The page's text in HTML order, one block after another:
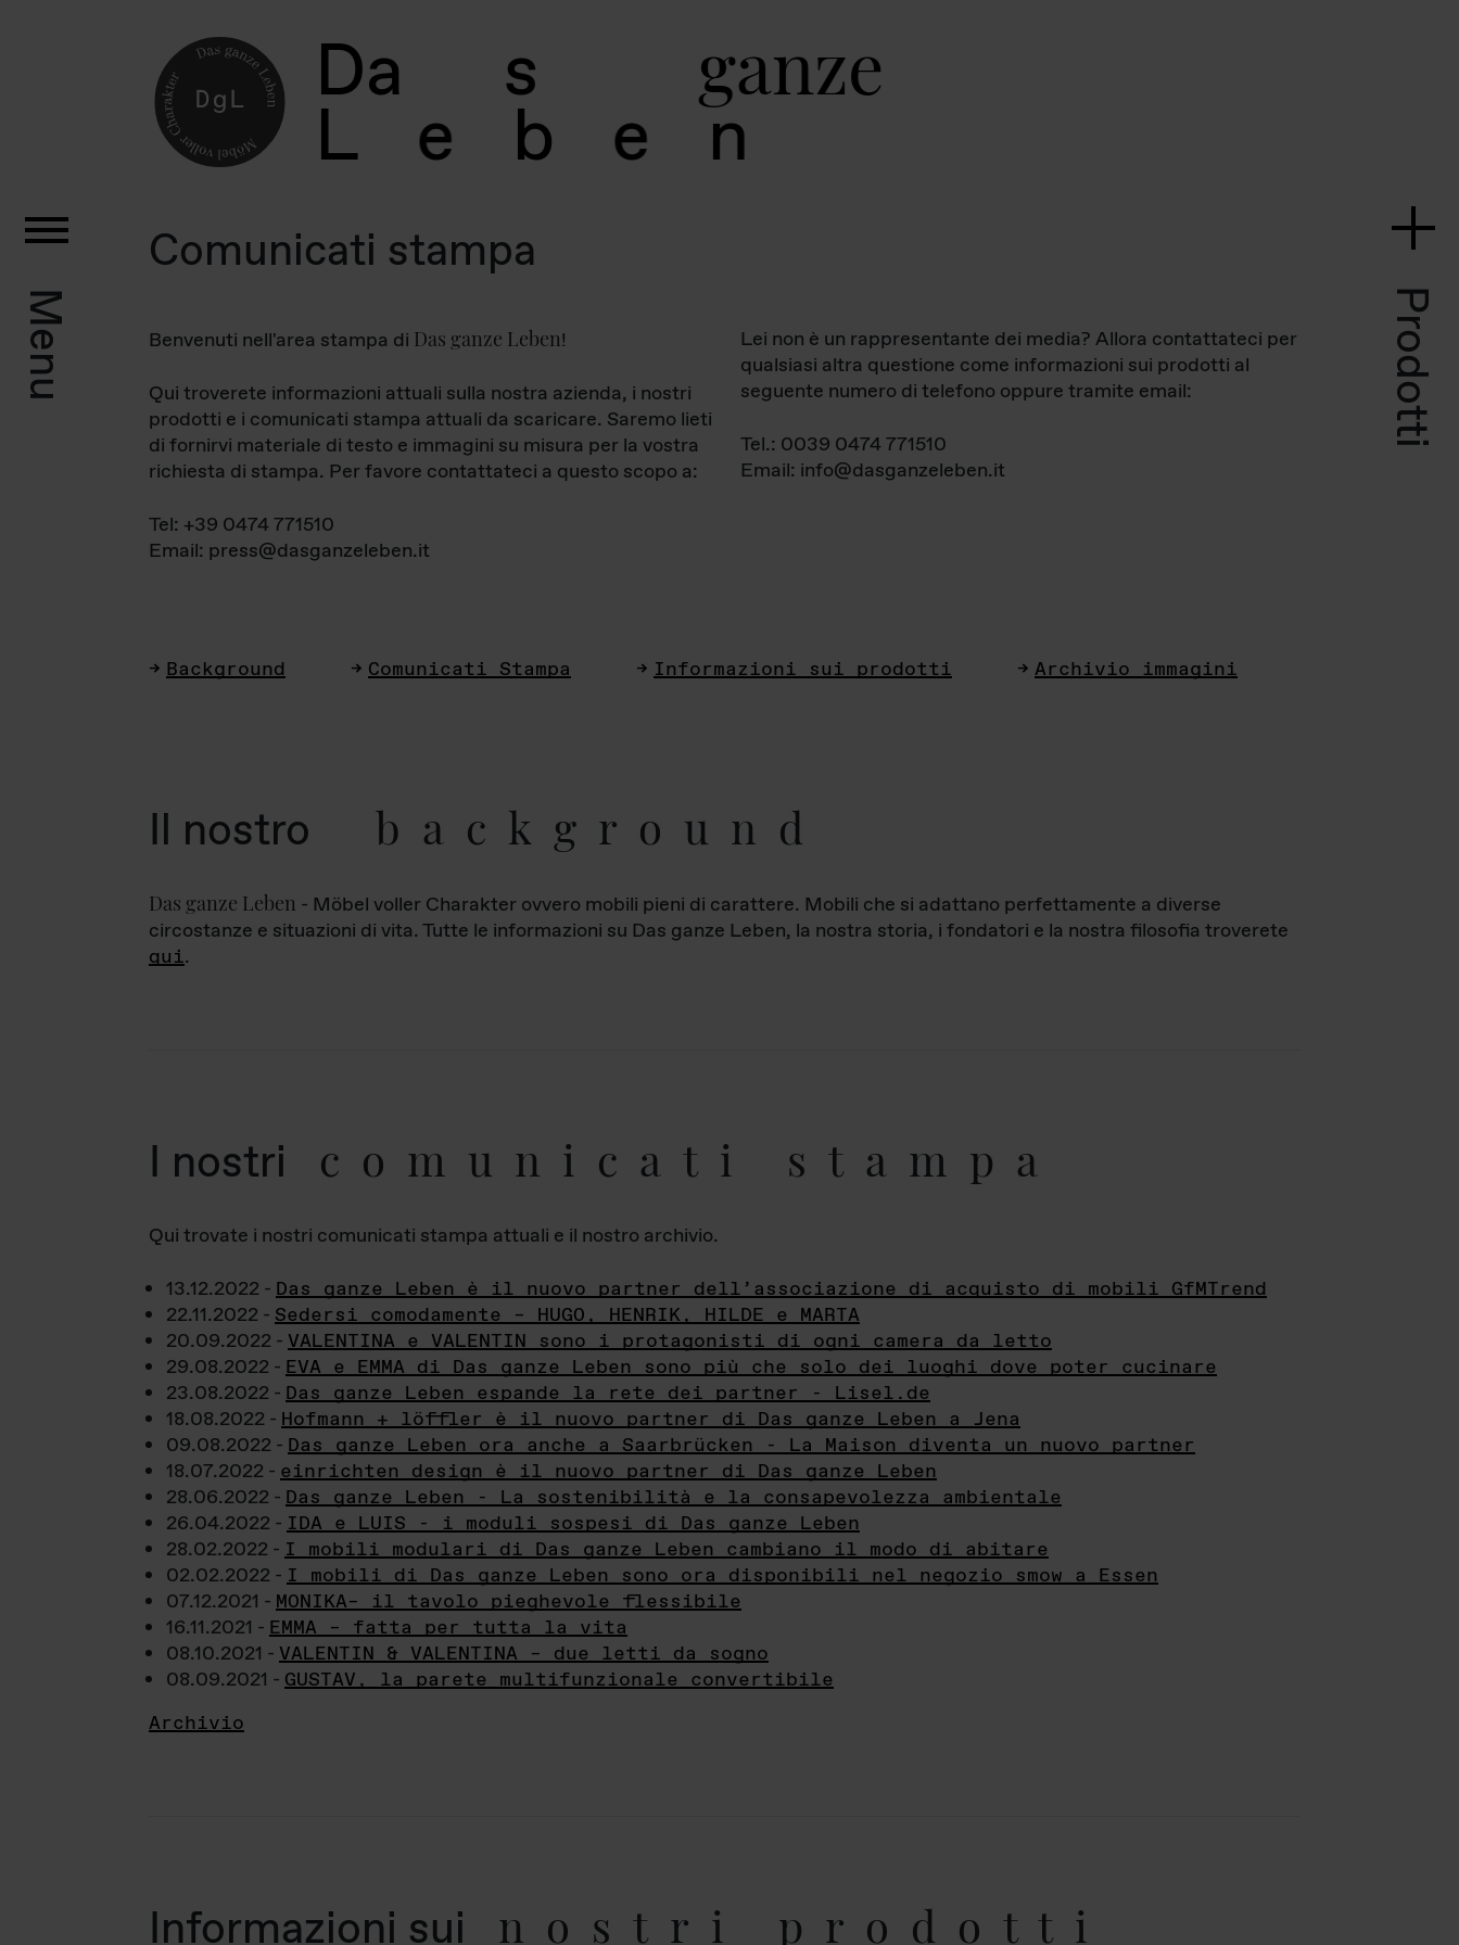
Da s ganz
L e b
Menu Prodotti
Comunicati stampa
Benvenuti nell'area stampa di Das ganze Leben!
Qui troverete informazioni attuali sulla nostra azienda, i nostri
prodotti e i comunicati stampa attuali da scaricare. Saremo lieti
di fornirvi materiale di testo e immagini su misura per la vostra
richiesta di stampa. Per favore contattateci a questo scopo a:
Tel: +39 0474 771510
Email: press@dasganzeleben.it
Lei non è un rappresentante dei media? Allora contattateci per
qualsiasi altra questione come informazioni sui prodotti al
seguente numero di telefono oppure tramite email:
Tel.: 0039 0474 771510
Email: info@dasganzeleben.it
Background Comunicati Stampa Informazioni sui prodotti Archivio immagini
Il nostro background
Das ganze Leben - Möbel voller Charakter ovvero mobili pieni di carattere. Mobili che si adattano perfettamente a diverse
circostanze e situazioni di vita. Tutte le informazioni su Das ganze Leben, la nostra storia, i fondatori e la nostra filosofia troverete
qui.
I nostri comunicati stampa
Qui trovate i nostri comunicati stampa attuali e il nostro archivio.
13.12.2022 - Das ganze Leben è il nuovo partner dell’associazione di acquisto di mobili GfMTrend
22.11.2022 - Sedersi comodamente – HUGO, HENRIK, HILDE e MARTA
20.09.2022 - VALENTINA e VALENTIN sono i protagonisti di ogni camera da letto
29.08.2022 - EVA e EMMA di Das ganze Leben sono più che solo dei luoghi dove poter cucinare
23.08.2022 - Das ganze Leben espande la rete dei partner - Lisel.de
18.08.2022 - Hofmann + löffler è il nuovo partner di Das ganze Leben a Jena
09.08.2022 - Das ganze Leben ora anche a Saarbrücken - La Maison diventa un nuovo partner
18.07.2022 - einrichten design è il nuovo partner di Das ganze Leben
28.06.2022 - Das ganze Leben - La sostenibilità e la consapevolezza ambientale
26.04.2022 - IDA e LUIS - i moduli sospesi di Das ganze Leben
28.02.2022 - I mobili modulari di Das ganze Leben cambiano il modo di abitare
02.02.2022 - I mobili di Das ganze Leben sono ora disponibili nel negozio smow a Essen
07.12.2021 - MONIKA– il tavolo pieghevole flessibile
16.11.2021 - EMMA – fatta per tutta la vita
08.10.2021 - VALENTIN & VALENTINA – due letti da sogno
08.09.2021 - GUSTAV, la parete multifunzionale convertibile
Archivio
Informazioni sui nostri prodotti